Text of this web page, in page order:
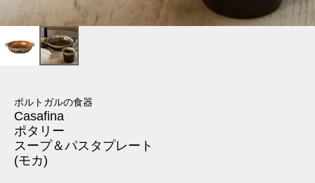
ポルトガルの食器
Casafina
ポタリー
スープ＆パスタプレート
(モカ)